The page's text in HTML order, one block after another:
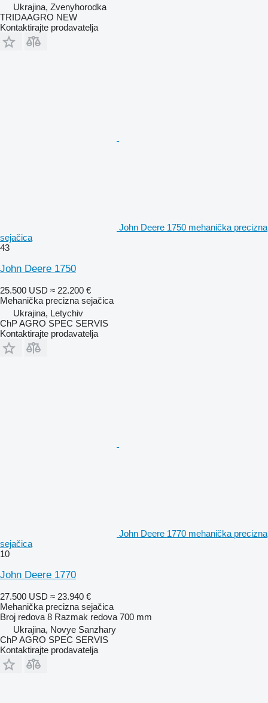
Ukrajina, Zvenyhorodka
TRIDAAGRO NEW
Kontaktirajte prodavatelja
John Deere 1750 mehanička precizna
sejačica
43
John Deere 1750
25.500 USD ≈ 22.200 €
Mehanička precizna sejačica
Ukrajina, Letychiv
ChP AGRO SPEC SERVIS
Kontaktirajte prodavatelja
John Deere 1770 mehanička precizna
sejačica
10
John Deere 1770
27.500 USD ≈ 23.940 €
Mehanička precizna sejačica
Broj redova 8 Razmak redova 700 mm
Ukrajina, Novye Sanzhary
ChP AGRO SPEC SERVIS
Kontaktirajte prodavatelja